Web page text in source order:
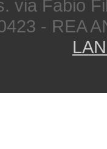
via Fabio
- REA